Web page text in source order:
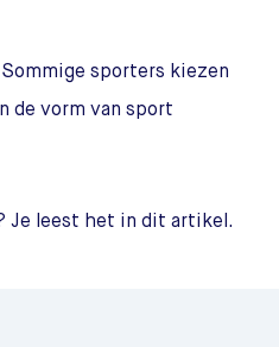
sporters kiezen
de vorm van sport
Je leest het in dit artikel.